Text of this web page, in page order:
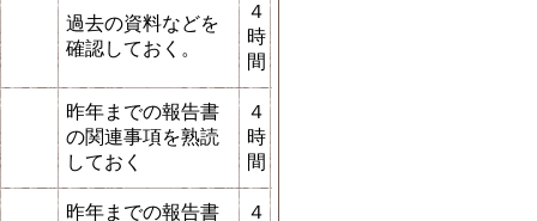
過去の資料などを
確認しておく。
４
時
間
昨年までの報告書
の関連事項を熟読
しておく
４
時
間
昨年までの報告書 ４